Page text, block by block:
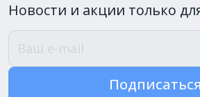
Новости и акции только
Подписаться